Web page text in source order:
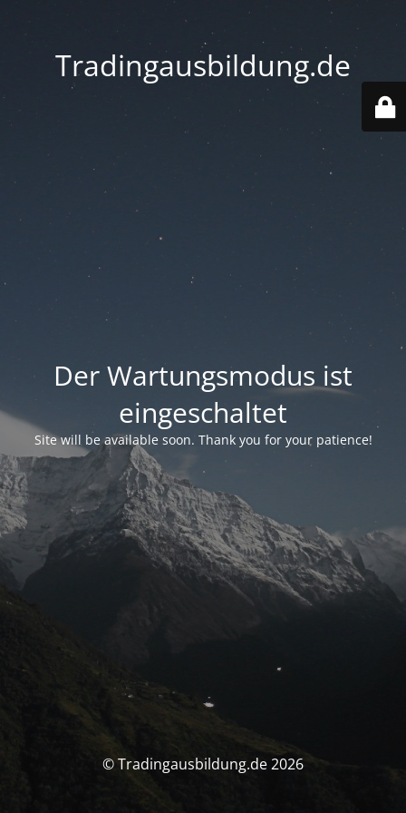
Tradingausbildung.de
Der Wartungsmodus ist
eingeschaltet
Site will be available soon. Thank you for your patience!
© Tradingausbildung.de 2026